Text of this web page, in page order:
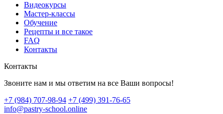
Видеокурсы
Мастер-классы
Обучение
Рецепты и все такое
FAQ
Контакты
Контакты
Звоните нам и мы ответим на все Ваши вопросы!
+7 (984) 707-98-94 +7 (499) 391-76-65
info@pastry-school.online